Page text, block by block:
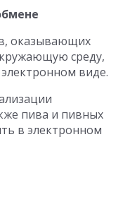
оказывающих
среду,
виде.
пива и пивных
в электронном